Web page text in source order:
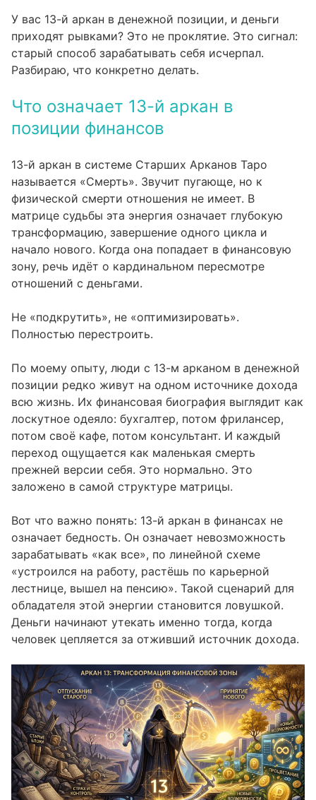
финансов
02 Расшифровка 13-го аркана: энергия
трансформации в плюсе и минусе
момент смены
04 Кейс из практики: как работает
05 Проработка 13-го аркана в зоне денег:
конкретные шаги
06 Как 13-й аркан влияет на денежную карму и
жизненные циклы
07 Связь денежной зоны с другими позициями
матрицы
У вас 13-й аркан в денежной позиции, и деньги
приходят рывками? Это не проклятие. Это сигнал:
старый способ зарабатывать себя исчерпал.
Разбираю, что конкретно делать.
Что означает 13-й аркан в
позиции финансов
13-й аркан в системе Старших Арканов Таро
называется «Смерть». Звучит пугающе, но к
физической смерти отношения не имеет. В
матрице судьбы эта энергия означает глубокую
трансформацию, завершение одного цикла и
начало нового. Когда она попадает в финансовую
зону, речь идёт о кардинальном пересмотре
отношений с деньгами.
Не «подкрутить», не «оптимизировать».
Полностью перестроить.
По моему опыту, люди с 13-м арканом в денежной
позиции редко живут на одном источнике дохода
всю жизнь. Их финансовая биография выглядит как
лоскутное одеяло: бухгалтер, потом фрилансер,
потом своё кафе, потом консультант. И каждый
переход ощущается как маленькая смерть
прежней версии себя. Это нормально. Это
заложено в самой структуре матрицы.
Вот что важно понять: 13-й аркан в финансах не
означает бедность. Он означает невозможность
зарабатывать «как все», по линейной схеме
«устроился на работу, растёшь по карьерной
лестнице, вышел на пенсию». Такой сценарий для
обладателя этой энергии становится ловушкой.
Деньги начинают утекать именно тогда, когда
человек цепляется за отживший источник дохода.